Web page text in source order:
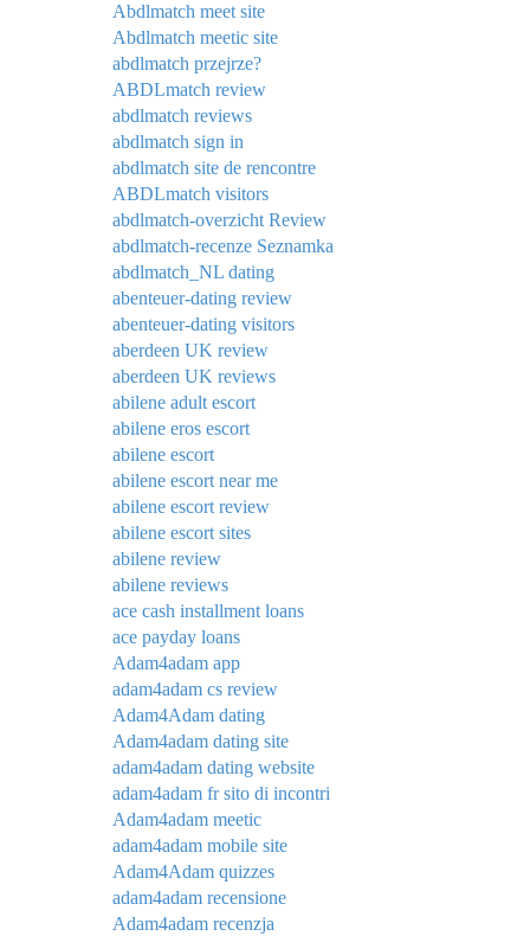
Abdlmatch meet site
Abdlmatch meetic site
abdlmatch przejrze?
ABDLmatch review
abdlmatch reviews
abdlmatch sign in
abdlmatch site de rencontre
ABDLmatch visitors
abdlmatch-overzicht Review
abdlmatch-recenze Seznamka
abdlmatch_NL dating
abenteuer-dating review
abenteuer-dating visitors
aberdeen UK review
aberdeen UK reviews
abilene adult escort
abilene eros escort
abilene escort
abilene escort near me
abilene escort review
abilene escort sites
abilene review
abilene reviews
ace cash installment loans
ace payday loans
Adam4adam app
adam4adam cs review
Adam4Adam dating
Adam4adam dating site
adam4adam dating website
adam4adam fr sito di incontri
Adam4adam meetic
adam4adam mobile site
Adam4Adam quizzes
adam4adam recensione
Adam4adam recenzja